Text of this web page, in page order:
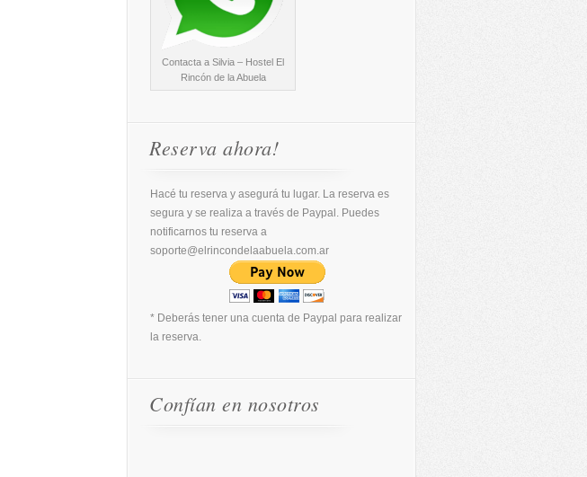
Contacta a Silvia – Hostel El
Rincón de la Abuela
Reserva ahora!
Hacé tu reserva y asegurá tu lugar. La reserva es
segura y se realiza a través de Paypal. Puedes
notificarnos tu reserva a
soporte@elrincondelaabuela.com.ar
* Deberás tener una cuenta de Paypal para realizar
la reserva.
Confían en nosotros